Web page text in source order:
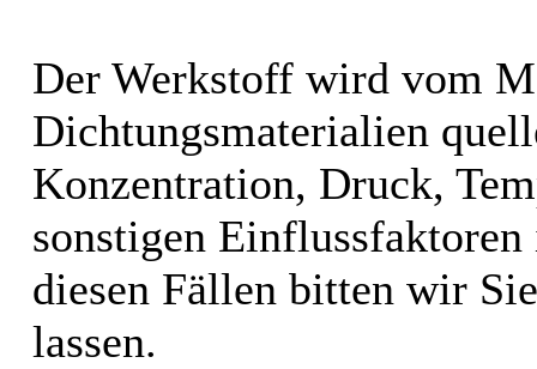
Der Werkstoff wird vom
Dichtungsmaterialien
Konzentration, Druck,
sonstigen
diesen Fällen bitten wir
lassen.